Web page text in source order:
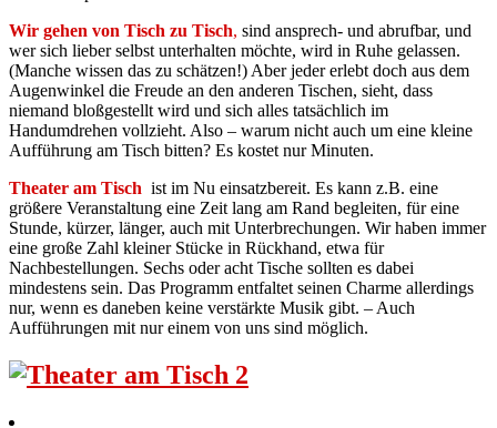
Wir gehen von Tisch zu Tisch, sind ansprech- und abrufbar, und
wer sich lieber selbst unterhalten möchte, wird in Ruhe gelassen.
(Manche wissen das zu schätzen!) Aber jeder erlebt doch aus dem
Augenwinkel die Freude an den anderen Tischen, sieht, dass
niemand bloßgestellt wird und sich alles tatsächlich im
Handumdrehen vollzieht. Also – warum nicht auch um eine kleine
Aufführung am Tisch bitten? Es kostet nur Minuten.
Theater am Tisch ist im Nu einsatzbereit. Es kann z.B. eine
größere Veranstaltung eine Zeit lang am Rand begleiten, für eine
Stunde, kürzer, länger, auch mit Unterbrechungen. Wir haben immer
eine große Zahl kleiner Stücke in Rückhand, etwa für
Nachbestellungen. Sechs oder acht Tische sollten es dabei
mindestens sein. Das Programm entfaltet seinen Charme allerdings
nur, wenn es daneben keine verstärkte Musik gibt. – Auch
Aufführungen mit nur einem von uns sind möglich.